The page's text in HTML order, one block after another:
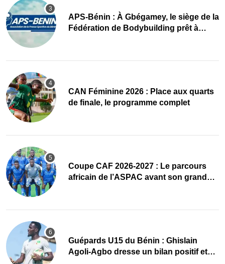
APS-Bénin : À Gbégamey, le siège de la
Fédération de Bodybuilding prêt à
CAN Féminine 2026 : Place aux quarts
de finale, le programme complet
Coupe CAF 2026-2027 : Le parcours
africain de l’ASPAC avant son grand
Guépards U15 du Bénin : Ghislain
Agoli-Agbo dresse un bilan positif et